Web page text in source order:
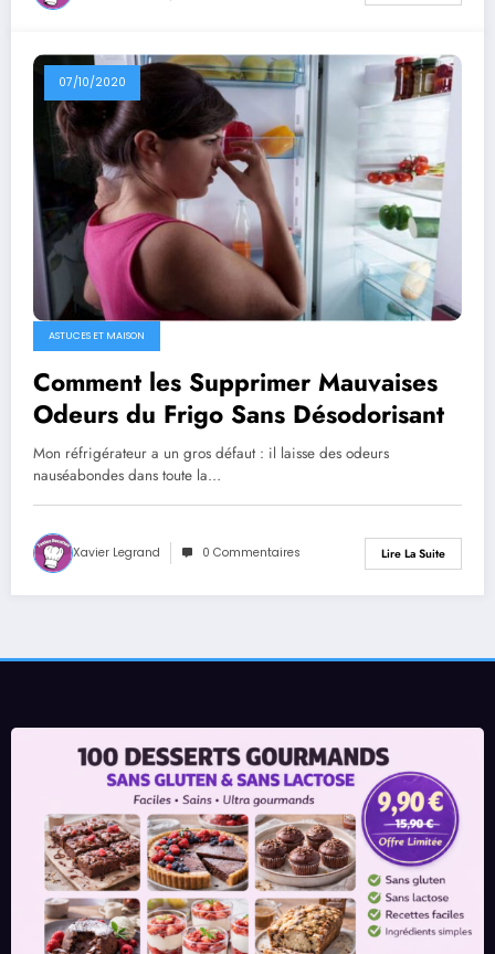
07/10/2020
ASTUCES ET MAISON
Comment les Supprimer Mauvaises
Odeurs du Frigo Sans Désodorisant
Mon réfrigérateur a un gros défaut : il laisse des odeurs
nauséabondes dans toute la…
Xavier Legrand 0 Commentaires Lire La Suite